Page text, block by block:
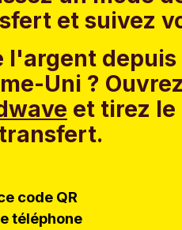
et suivez
l'argent depuis
Uni ?
et tirez
code QR
téléphone